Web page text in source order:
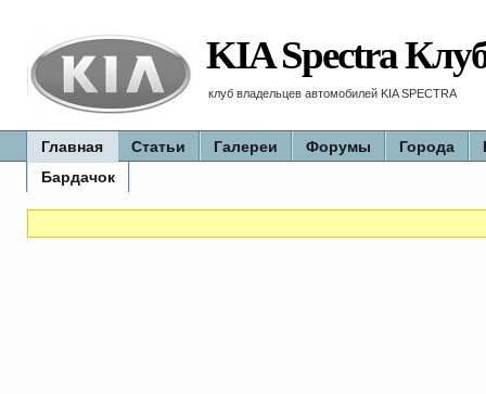
KIA Spectra
клуб владельцев автомобилей KIA SPECTRA
Главная Статьи Галереи Форумы Города
Бардачок